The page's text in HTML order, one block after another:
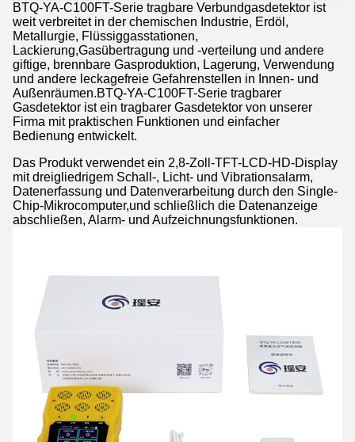
BTQ-YA-C100FT-Serie tragbare Verbundgasdetektor ist
weit verbreitet in der chemischen Industrie, Erdöl,
Metallurgie, Flüssiggasstationen,
Lackierung,Gasübertragung und -verteilung und andere
giftige, brennbare Gasproduktion, Lagerung, Verwendung
und andere leckagefreie Gefahrenstellen in Innen- und
Außenräumen.BTQ-YA-C100FT-Serie tragbarer
Gasdetektor ist ein tragbarer Gasdetektor von unserer
Firma mit praktischen Funktionen und einfacher
Bedienung entwickelt.
Das Produkt verwendet ein 2,8-Zoll-TFT-LCD-HD-Display
mit dreigliedrigem Schall-, Licht- und Vibrationsalarm,
Datenerfassung und Datenverarbeitung durch den Single-
Chip-Mikrocomputer,und schließlich die Datenanzeige
abschließen, Alarm- und Aufzeichnungsfunktionen.